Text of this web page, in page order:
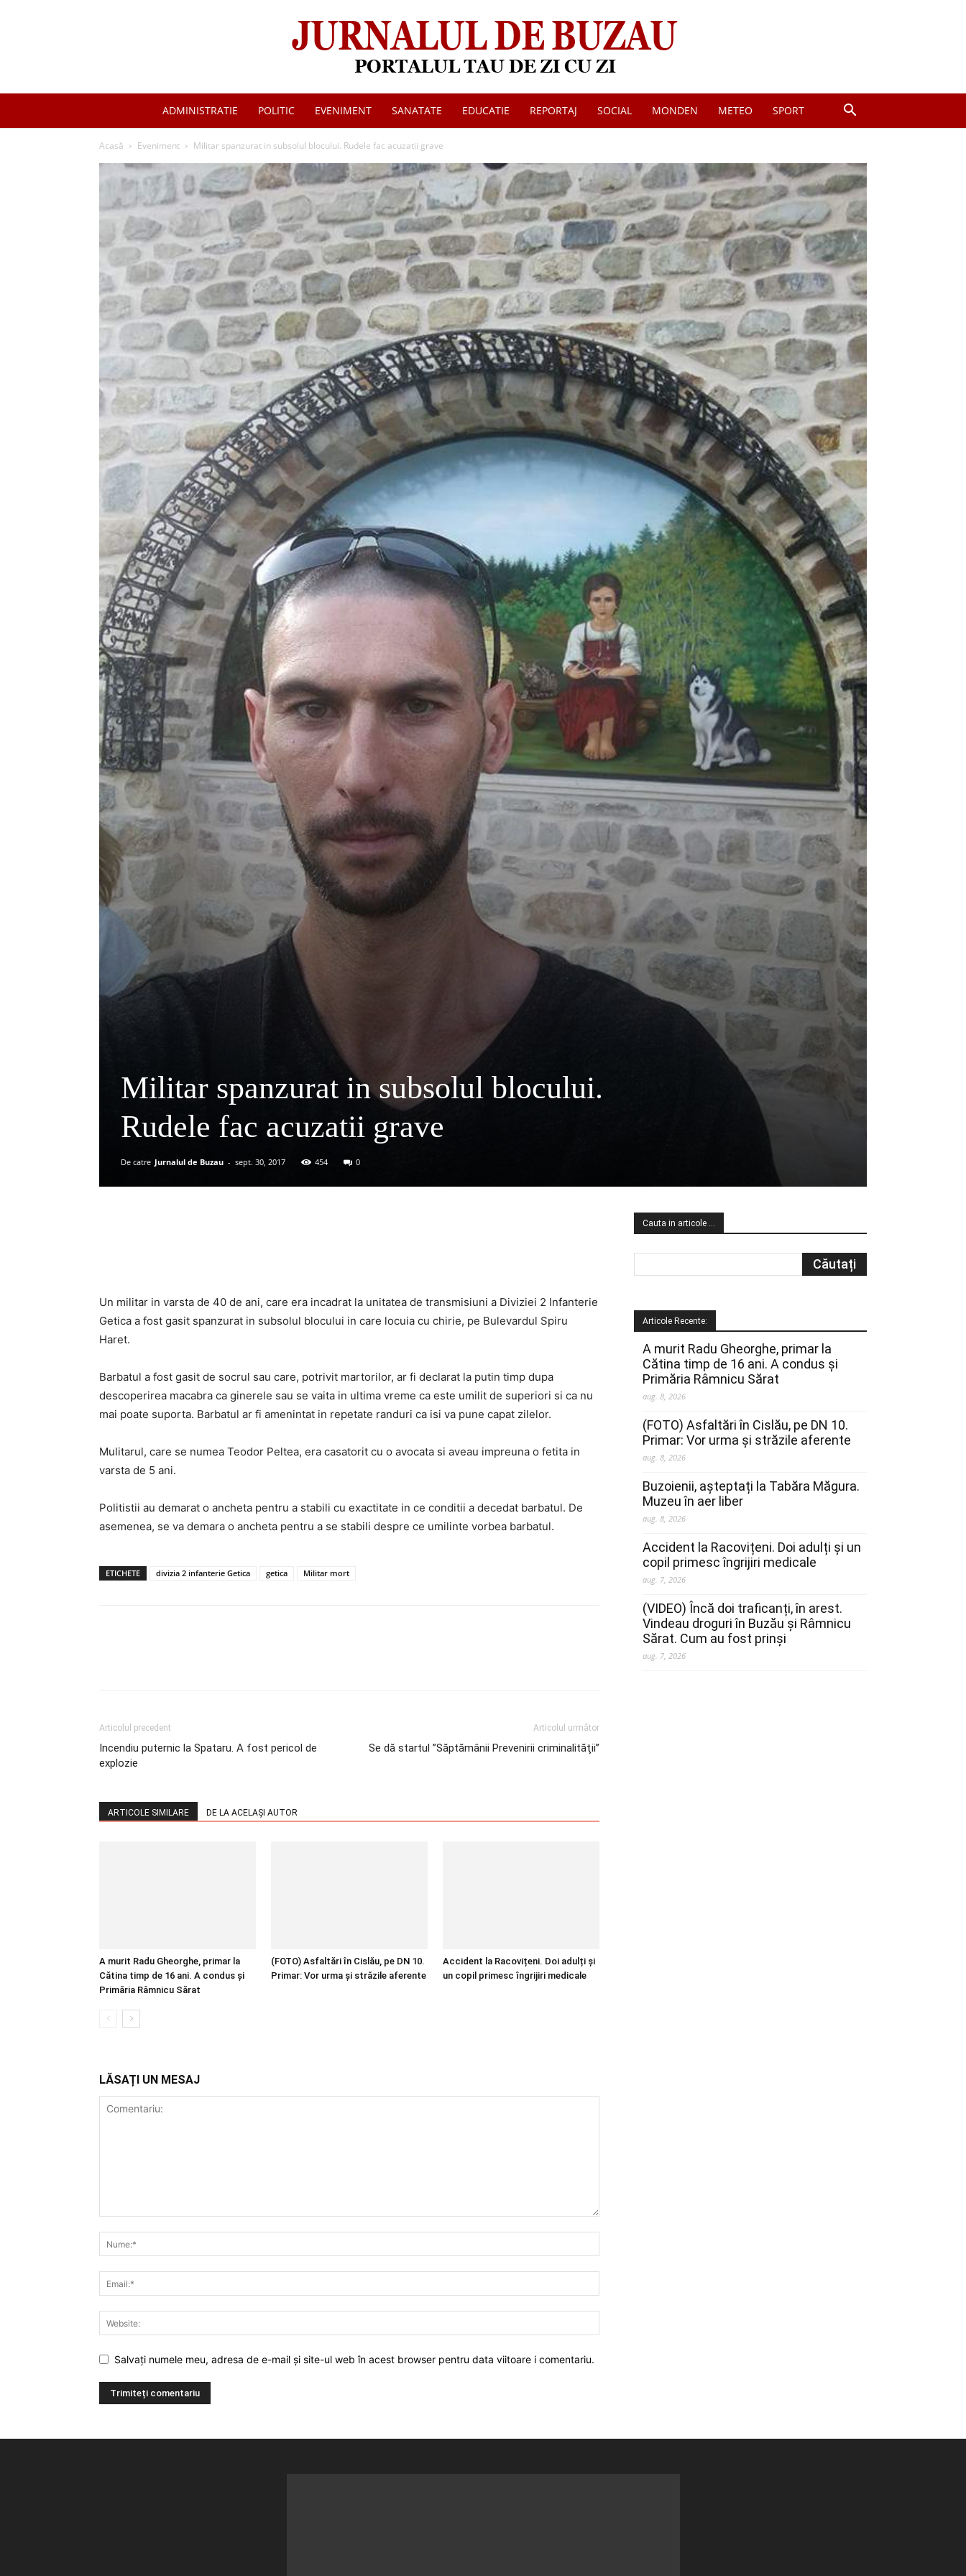
Jurnalul
de
Buzau
ADMINISTRATIE POLITIC EVENIMENT SANATATE EDUCATIE REPORTAJ SOCIAL MONDEN METEO SPORT
Acasă Eveniment Militar spanzurat in subsolul blocului. Rudele fac acuzatii grave
Militar spanzurat in subsolul blocului.
Rudele fac acuzatii grave
De catre Jurnalul de Buzau - sept. 30, 2017 454 0
Un militar in varsta de 40 de ani, care era incadrat la unitatea de transmisiuni a Diviziei 2 Infanterie
Getica a fost gasit spanzurat in subsolul blocului in care locuia cu chirie, pe Bulevardul Spiru
Haret.
Barbatul a fost gasit de socrul sau care, potrivit martorilor, ar fi declarat la putin timp dupa
descoperirea macabra ca ginerele sau se vaita in ultima vreme ca este umilit de superiori si ca nu
mai poate suporta. Barbatul ar fi amenintat in repetate randuri ca isi va pune capat zilelor.
Mulitarul, care se numea Teodor Peltea, era casatorit cu o avocata si aveau impreuna o fetita in
varsta de 5 ani.
Politistii au demarat o ancheta pentru a stabili cu exactitate in ce conditii a decedat barbatul. De
asemenea, se va demara o ancheta pentru a se stabili despre ce umilinte vorbea barbatul.
ETICHETE divizia 2 infanterie Getica getica Militar mort
Articolul precedent
Incendiu puternic la Spataru. A fost pericol de
explozie
Articolul următor
Se dă startul ”Săptămânii Prevenirii criminalităţii”
ARTICOLE SIMILARE DE LA ACELAȘI AUTOR
A murit Radu Gheorghe, primar la
Cătina timp de 16 ani. A condus și
Primăria Râmnicu Sărat
(FOTO) Asfaltări în Cislău, pe DN 10.
Primar: Vor urma și străzile aferente
Accident la Racovițeni. Doi adulți și
un copil primesc îngrijiri medicale
LĂSAȚI UN MESAJ
Salvați numele meu, adresa de e-mail și site-ul web în acest browser pentru data viitoare i comentariu.
Cauta in articole …
Articole Recente:
A murit Radu Gheorghe, primar la
Cătina timp de 16 ani. A condus și
Primăria Râmnicu Sărat
aug. 8, 2026
(FOTO) Asfaltări în Cislău, pe DN 10.
Primar: Vor urma și străzile aferente
aug. 8, 2026
Buzoienii, așteptați la Tabăra Măgura.
Muzeu în aer liber
aug. 8, 2026
Accident la Racovițeni. Doi adulți și un
copil primesc îngrijiri medicale
aug. 7, 2026
(VIDEO) Încă doi traficanți, în arest.
Vindeau droguri în Buzău și Râmnicu
Sărat. Cum au fost prinși
aug. 7, 2026